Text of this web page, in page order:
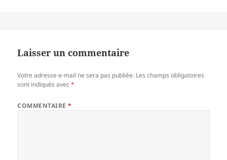
Laisser un commentaire
Votre adresse e-mail ne sera pas publiée. Les champs obligatoires
sont indiqués avec*
COMMENTAIRE*